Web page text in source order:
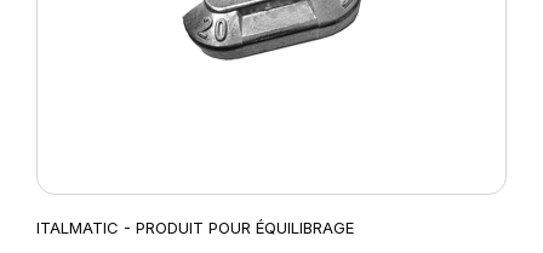
ITALMATIC - PRODUIT POUR ÉQUILIBRAGE